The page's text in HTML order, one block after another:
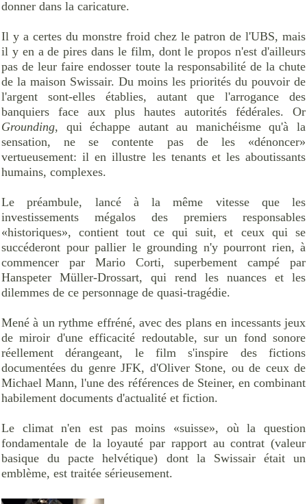
donner dans la caricature.
Il y a certes du monstre froid chez le patron de l'UBS, mais
il y en a de pires dans le film, dont le propos n'est d'ailleurs
pas de leur faire endosser toute la responsabilité de la chute
de la maison Swissair. Du moins les priorités du pouvoir de
l'argent sont-elles établies, autant que l'arrogance des
banquiers face aux plus hautes autorités fédérales. Or
Grounding, qui échappe autant au manichéisme qu'à la
sensation, ne se contente pas de les «dénoncer»
vertueusement: il en illustre les tenants et les aboutissants
humains, complexes.
Le préambule, lancé à la même vitesse que les
investissements mégalos des premiers responsables
«historiques», contient tout ce qui suit, et ceux qui se
succéderont pour pallier le grounding n'y pourront rien, à
commencer par Mario Corti, superbement campé par
Hanspeter Müller-Drossart, qui rend les nuances et les
dilemmes de ce personnage de quasi-tragédie.
Mené à un rythme effréné, avec des plans en incessants jeux
de miroir d'une efficacité redoutable, sur un fond sonore
réellement dérangeant, le film s'inspire des fictions
documentées du genre JFK, d'Oliver Stone, ou de ceux de
Michael Mann, l'une des références de Steiner, en combinant
habilement documents d'actualité et fiction.
Le climat n'en est pas moins «suisse», où la question
fondamentale de la loyauté par rapport au contrat (valeur
basique du pacte helvétique) dont la Swissair était un
emblème, est traitée sérieusement.